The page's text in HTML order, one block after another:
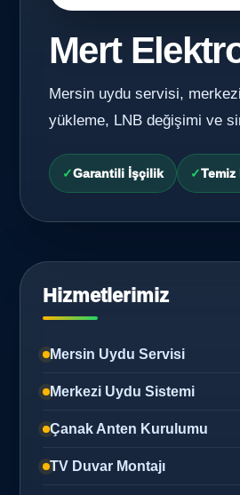
Mert
Mersin uydu servisi,
yükleme, LNB değişimi ve
Garantili İşçilik
Hizmetlerimiz
Mersin Uydu Servisi
Merkezi Uydu Sistemi
Çanak Anten Kurulumu
TV Duvar Montajı